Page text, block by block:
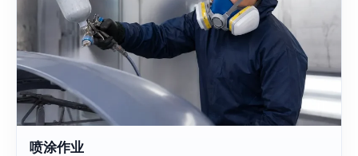
喷涂作业